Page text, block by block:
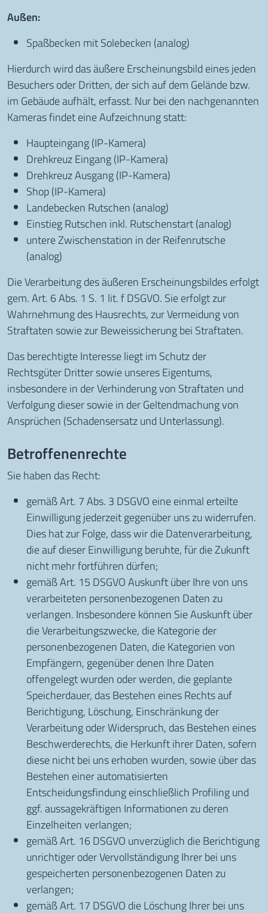
Außen:
Spaßbecken mit Solebecken (analog)
Hierdurch wird das äußere Erscheinungsbild eines jeden
Besuchers oder Dritten, der sich auf dem Gelände bzw.
im Gebäude aufhält, erfasst. Nur bei den nachgenannten
Kameras findet eine Aufzeichnung statt:
Haupteingang (IP-Kamera)
Drehkreuz Eingang (IP-Kamera)
Drehkreuz Ausgang (IP-Kamera)
Shop (IP-Kamera)
Landebecken Rutschen (analog)
Einstieg Rutschen inkl. Rutschenstart (analog)
untere Zwischenstation in der Reifenrutsche
(analog)
Die Verarbeitung des äußeren Erscheinungsbildes erfolgt
gem. Art. 6 Abs. 1 S. 1 lit. f DSGVO. Sie erfolgt zur
Wahrnehmung des Hausrechts, zur Vermeidung von
Straftaten sowie zur Beweissicherung bei Straftaten.
Das berechtigte Interesse liegt im Schutz der
Rechtsgüter Dritter sowie unseres Eigentums,
insbesondere in der Verhinderung von Straftaten und
Verfolgung dieser sowie in der Geltendmachung von
Ansprüchen (Schadensersatz und Unterlassung).
Betroffenenrechte
Sie haben das Recht:
gemäß Art. 7 Abs. 3 DSGVO eine einmal erteilte
Einwilligung jederzeit gegenüber uns zu widerrufen.
Dies hat zur Folge, dass wir die Datenverarbeitung,
die auf dieser Einwilligung beruhte, für die Zukunft
nicht mehr fortführen dürfen;
gemäß Art. 15 DSGVO Auskunft über Ihre von uns
verarbeiteten personenbezogenen Daten zu
verlangen. Insbesondere können Sie Auskunft über
die Verarbeitungszwecke, die Kategorie der
personenbezogenen Daten, die Kategorien von
Empfängern, gegenüber denen Ihre Daten
offengelegt wurden oder werden, die geplante
Speicherdauer, das Bestehen eines Rechts auf
Berichtigung, Löschung, Einschränkung der
Verarbeitung oder Widerspruch, das Bestehen eines
Beschwerderechts, die Herkunft ihrer Daten, sofern
diese nicht bei uns erhoben wurden, sowie über das
Bestehen einer automatisierten
Entscheidungsfindung einschließlich Profiling und
ggf. aussagekräftigen Informationen zu deren
Einzelheiten verlangen;
gemäß Art. 16 DSGVO unverzüglich die Berichtigung
unrichtiger oder Vervollständigung Ihrer bei uns
gespeicherten personenbezogenen Daten zu
verlangen;
gemäß Art. 17 DSGVO die Löschung Ihrer bei uns